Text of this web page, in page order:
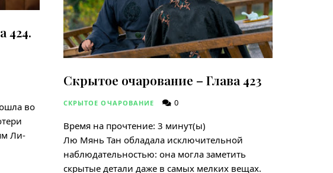
424.
во
Ли-
Скрытое очарование – Глава 423
СКРЫТОЕ ОЧАРОВАНИЕ 0
Время на прочтение: 3 минут(ы)
Лю Мянь Тан обладала исключительной
наблюдательностью: она могла заметить
скрытые детали даже в самых мелких вещах.